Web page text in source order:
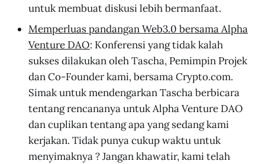
untuk membuat diskusi lebih bermanfaat.
Memperluas pandangan Web3.0 bersama Alpha
Venture DAO: Konferensi yang tidak kalah
sukses dilakukan oleh Tascha, Pemimpin Projek
dan Co-Founder kami, bersama Crypto.com.
Simak untuk mendengarkan Tascha berbicara
tentang rencananya untuk Alpha Venture DAO
dan cuplikan tentang apa yang sedang kami
kerjakan. Tidak punya cukup waktu untuk
menyimaknya ? Jangan khawatir, kami telah